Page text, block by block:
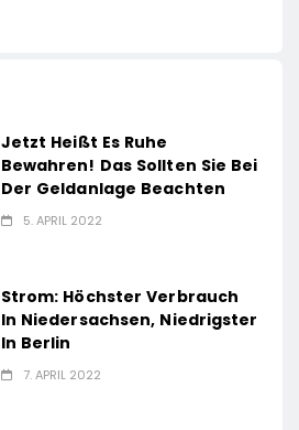
Jetzt Heißt Es Ruhe
Bewahren! Das Sollten Sie Bei
Der Geldanlage Beachten
5. APRIL 2022
Strom: Höchster Verbrauch
In Niedersachsen, Niedrigster
In Berlin
7. APRIL 2022